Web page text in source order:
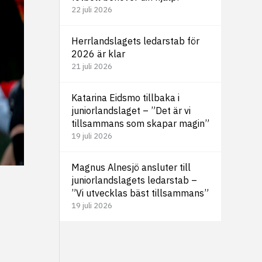
22 juli 2026
Herrlandslagets ledarstab för
2026 är klar
21 juli 2026
Katarina Eidsmo tillbaka i
juniorlandslaget – ”Det är vi
tillsammans som skapar magin”
19 juli 2026
Magnus Alnesjö ansluter till
juniorlandslagets ledarstab –
”Vi utvecklas bäst tillsammans”
19 juli 2026